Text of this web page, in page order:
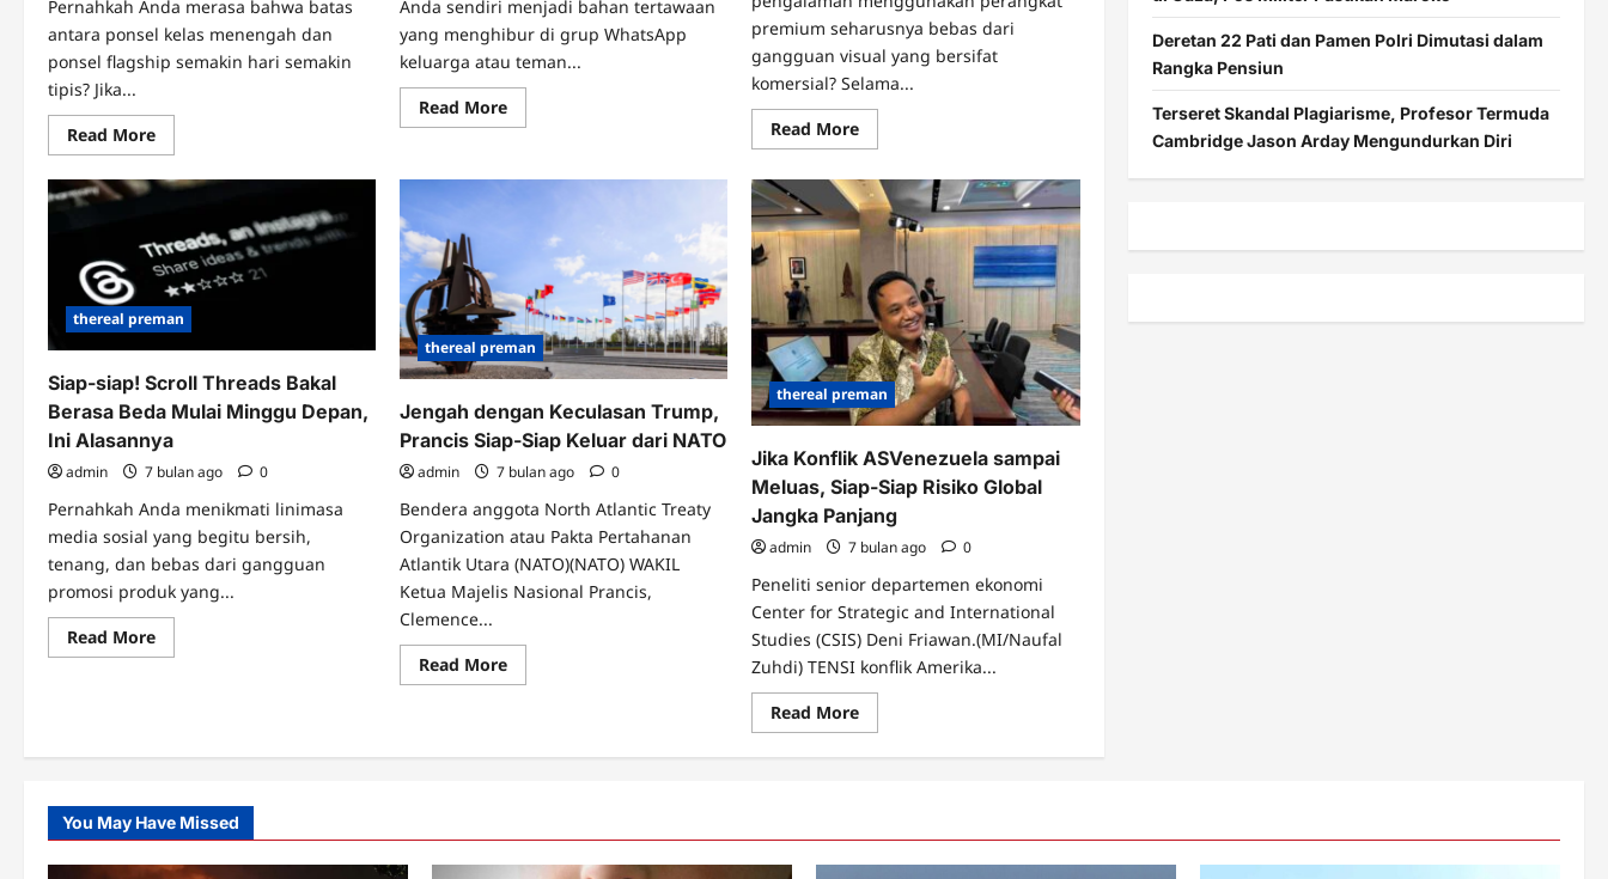
Pernahkah Anda merasa bahwa batas
antara ponsel kelas menengah dan
ponsel flagship semakin hari semakin
tipis? Jika...
Read MoreRead
more
Siap-
Bocoran
Vivo
V70
Series
Bawa
Kamera
Zeiss
dan
Jumbo
Anda sendiri menjadi bahan tertawaan
yang menghibur di grup WhatsApp
keluarga atau teman...
Read MoreRead
more
Punya
yang
Bikin
Wajah
Anda
Jadi
Meme
premium seharusnya bebas dari
gangguan visual yang bersifat
komersial? Selama...
Read MoreRead
more
Siap-
siap!
Mulai
Maret,
Pencarian
App
Store
Bakal
‘Diserbu’
Lebih
Banyak
Iklan
thereal preman
Siap-siap! Scroll Threads Bakal
Berasa Beda Mulai Minggu Depan,
Ini Alasannya
admin 7 bulan ago 0
Pernahkah Anda menikmati linimasa
media sosial yang begitu bersih,
tenang, dan bebas dari gangguan
promosi produk yang...
Read MoreRead
more
Bakal
Mulai
Minggu
Depan,
Alasannya
thereal preman
Jengah dengan Keculasan Trump,
Prancis Siap-Siap Keluar dari NATO
admin 7 bulan ago 0
Bendera anggota North Atlantic Treaty
Organization atau Pakta Pertahanan
Atlantik Utara (NATO)(NATO) WAKIL
Ketua Majelis Nasional Prancis,
Clemence...
Read MoreRead
more
Trump,
dari
NATO
thereal preman
Jika Konflik ASVenezuela sampai
Meluas, Siap-Siap Risiko Global
Jangka Panjang
admin 7 bulan ago 0
Peneliti senior departemen ekonomi
Center for Strategic and International
Studies (CSIS) Deni Friawan.(MI/Naufal
Zuhdi) TENSI konflik Amerika...
Read MoreRead
more
Jika
Siap-
Siap
Deretan 22 Pati dan Pamen Polri Dimutasi dalam
Rangka Pensiun
Terseret Skandal Plagiarisme, Profesor Termuda
Cambridge Jason Arday Mengundurkan Diri
You May Have Missed